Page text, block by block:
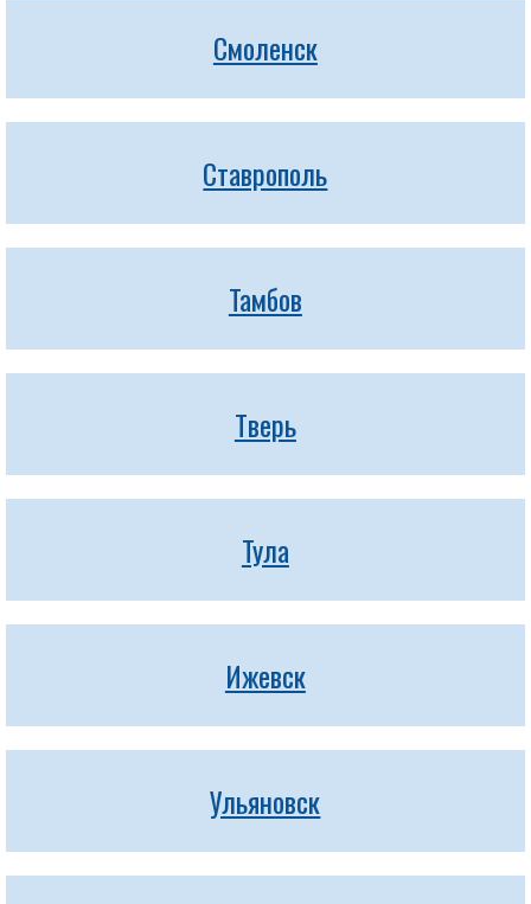
Смоленск
Ставрополь
Тамбов
Тверь
Тула
Ижевск
Ульяновск